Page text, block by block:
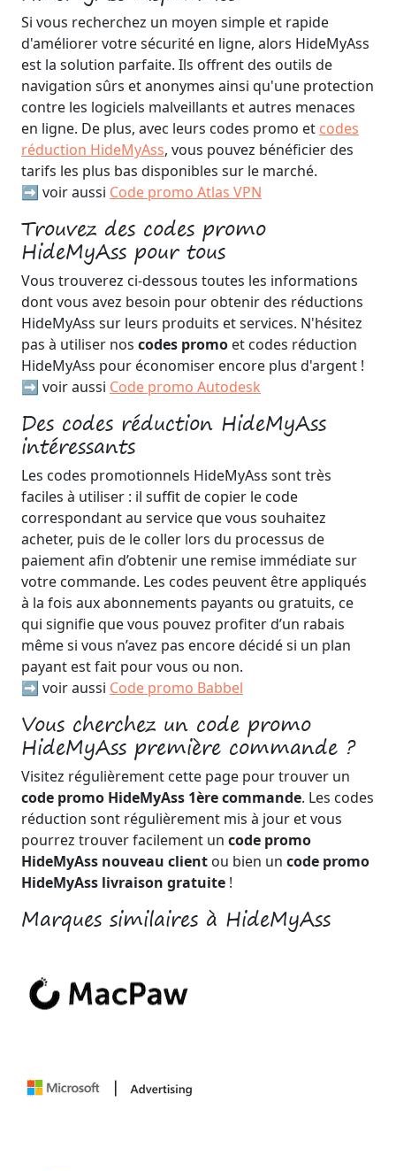
Si vous recherchez un moyen simple et rapide
d'améliorer votre sécurité en ligne, alors HideMyAss
est la solution parfaite. Ils offrent des outils de
navigation sûrs et anonymes ainsi qu'une protection
contre les logiciels malveillants et autres menaces
en ligne. De plus, avec leurs codes promo et codes
réduction HideMyAss, vous pouvez bénéficier des
tarifs les plus bas disponibles sur le marché.
➡️ voir aussi Code promo Atlas VPN
Trouvez des codes promo
HideMyAss pour tous
Vous trouverez ci-dessous toutes les informations
dont vous avez besoin pour obtenir des réductions
HideMyAss sur leurs produits et services. N'hésitez
pas à utiliser nos codes promo et codes réduction
HideMyAss pour économiser encore plus d'argent !
➡️ voir aussi Code promo Autodesk
Des codes réduction HideMyAss
intéressants
Les codes promotionnels HideMyAss sont très
faciles à utiliser : il suffit de copier le code
correspondant au service que vous souhaitez
acheter, puis de le coller lors du processus de
paiement afin d’obtenir une remise immédiate sur
votre commande. Les codes peuvent être appliqués
à la fois aux abonnements payants ou gratuits, ce
qui signifie que vous pouvez profiter d’un rabais
même si vous n’avez pas encore décidé si un plan
payant est fait pour vous ou non.
➡️ voir aussi Code promo Babbel
Vous cherchez un code promo
HideMyAss première commande ?
Visitez régulièrement cette page pour trouver un
code promo HideMyAss 1ère commande. Les codes
réduction sont régulièrement mis à jour et vous
pourrez trouver facilement un code promo
HideMyAss nouveau client ou bien un code promo
HideMyAss livraison gratuite !
Marques similaires à HideMyAss